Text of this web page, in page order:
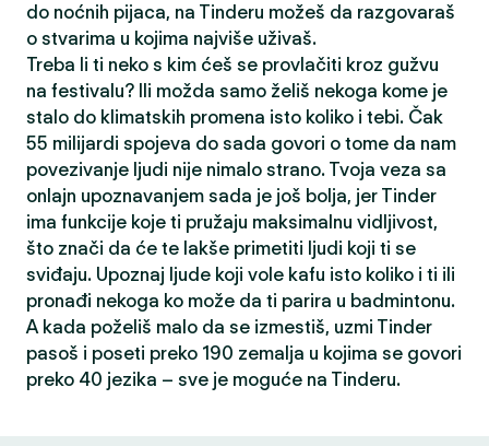
do noćnih pijaca, na Tinderu možeš da razgovaraš
o stvarima u kojima najviše uživaš.
Treba li ti neko s kim ćeš se provlačiti kroz gužvu
na festivalu? Ili možda samo želiš nekoga kome je
stalo do klimatskih promena isto koliko i tebi. Čak
55 milijardi spojeva do sada govori o tome da nam
povezivanje ljudi nije nimalo strano. Tvoja veza sa
onlajn upoznavanjem sada je još bolja, jer Tinder
ima funkcije koje ti pružaju maksimalnu vidljivost,
što znači da će te lakše primetiti ljudi koji ti se
sviđaju. Upoznaj ljude koji vole kafu isto koliko i ti ili
pronađi nekoga ko može da ti parira u badmintonu.
A kada poželiš malo da se izmestiš, uzmi Tinder
pasoš i poseti preko 190 zemalja u kojima se govori
preko 40 jezika – sve je moguće na Tinderu.